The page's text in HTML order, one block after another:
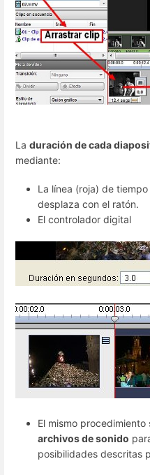
La duración de cada
mediante:
La línea (roja) de
desplaza con el ratón.
El controlador digital
El mismo procedimiento
archivos de sonido
posibilidades descritas